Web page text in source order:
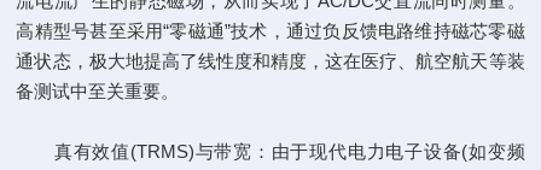
高精型号甚至采用“零磁通”技术，通过负反馈电路维持磁芯零磁
通状态，极大地提高了线性度和精度，这在医疗、航空航天等装
备测试中至关重要。
真有效值(TRMS)与带宽：由于现代电力电子设备(如变频